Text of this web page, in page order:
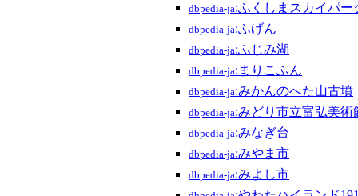
dbpedia-ja:ふくしまスカイパー
dbpedia-ja:ふげん
dbpedia-ja:ふじみ湖
dbpedia-ja:まりこふん
dbpedia-ja:みかんのへた山古墳
dbpedia-ja:みどり市立富弘美術
dbpedia-ja:みなぎ台
dbpedia-ja:みやま市
dbpedia-ja:みよし市